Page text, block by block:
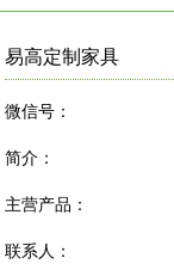
易高定制家具
微信号：
简介：
主营产品：
联系人：